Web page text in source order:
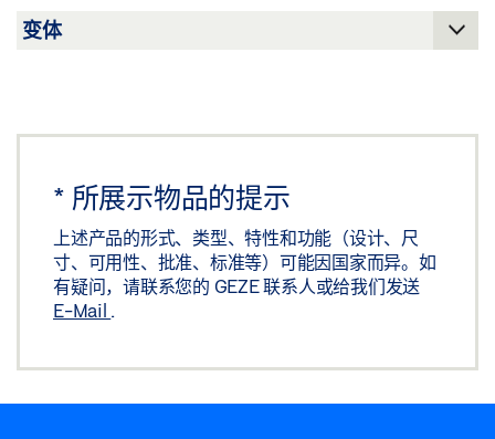
磁吸停门基座
预览
下载 (.PDF | 105 KB)
分享
* 所展示物品的提示
上述产品的形式、类型、特性和功能（设计、尺
寸、可用性、批准、标准等）可能因国家而异。如
有疑问，请联系您的 GEZE 联系人或给我们发送
E-Mail